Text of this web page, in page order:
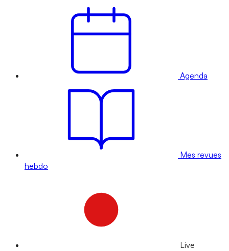
Agenda
Mes revues
hebdo
Live